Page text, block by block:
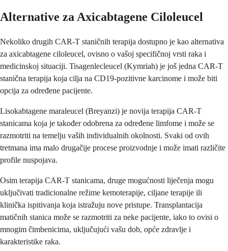
Alternative za Axicabtagene Ciloleucel
Nekoliko drugih CAR-T staničnih terapija dostupno je kao alternativa
za axicabtagene ciloleucel, ovisno o vašoj specifičnoj vrsti raka i
medicinskoj situaciji. Tisagenlecleucel (Kymriah) je još jedna CAR-T
stanična terapija koja cilja na CD19-pozitivne karcinome i može biti
opcija za određene pacijente.
Lisokabtagene maraleucel (Breyanzi) je novija terapija CAR-T
stanicama koja je također odobrena za određene limfome i može se
razmotriti na temelju vaših individualnih okolnosti. Svaki od ovih
tretmana ima malo drugačije procese proizvodnje i može imati različite
profile nuspojava.
Osim terapija CAR-T stanicama, druge mogućnosti liječenja mogu
uključivati tradicionalne režime kemoterapije, ciljane terapije ili
klinička ispitivanja koja istražuju nove pristupe. Transplantacija
matičnih stanica može se razmotriti za neke pacijente, iako to ovisi o
mnogim čimbenicima, uključujući vašu dob, opće zdravlje i
karakteristike raka.